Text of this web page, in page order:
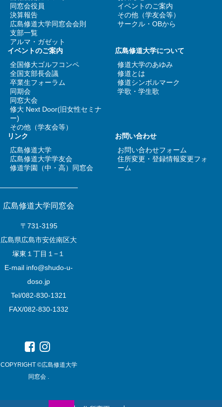
広島修道大学同窓会
〒731-3195
広島県広島市安佐南区大
塚東１丁目１−１
E-mail info@shudo-u-
doso.jp
Tel/082-830-1321
FAX/082-830-1332
COPYRIGHT ©広島修道大学
同窓会 .
同窓会役員
決算報告
広島修道大学同窓会会則
支部一覧
アルマ・ガゼット
イベントのご案内
その他（学友会等）
サークル・OBから
イベントのご案内
全国修大ゴルフコンペ
全国支部長会議
卒業生フォーラム
同期会
同窓大会
修大 Next Door(旧女性セミナ
ー)
その他（学友会等）
広島修道大学について
修道大学のあゆみ
修道とは
修道シンボルマーク
学歌・学生歌
リンク
広島修道大学
広島修道大学学友会
修道学園（中・高）同窓会
お問い合わせ
お問い合わせフォーム
住所変更・登録情報変更フォ
ーム